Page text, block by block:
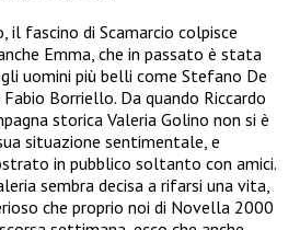
il fascino di Scamarcio colpisce
Emma, che in passato è stata
uomini più belli come Stefano De
Borriello. Da quando Riccardo
storica Valeria Golino non si è
situazione sentimentale, e
in pubblico soltanto con amici.
sembra decisa a rifarsi una vita,
che proprio noi di Novella 2000